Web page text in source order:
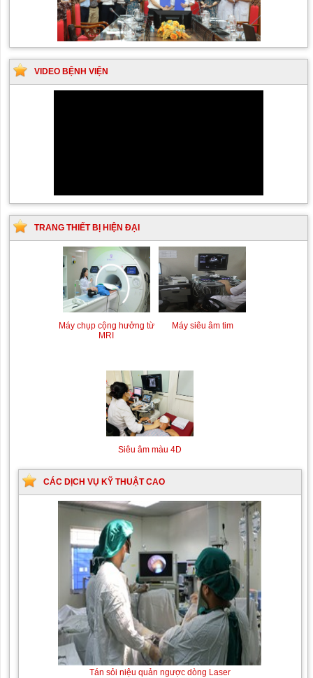
VIDEO BỆNH VIỆN
TRANG THIẾT BỊ HIỆN ĐẠI
Máy chụp cộng hưởng từ
MRI
Máy siêu âm tim
Siêu âm màu 4D
CÁC DỊCH VỤ KỸ THUẬT CAO
Tán sỏi niệu quản ngược dòng Laser